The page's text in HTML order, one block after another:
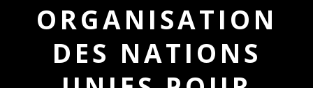
ORGANISATION
DES NATIONS